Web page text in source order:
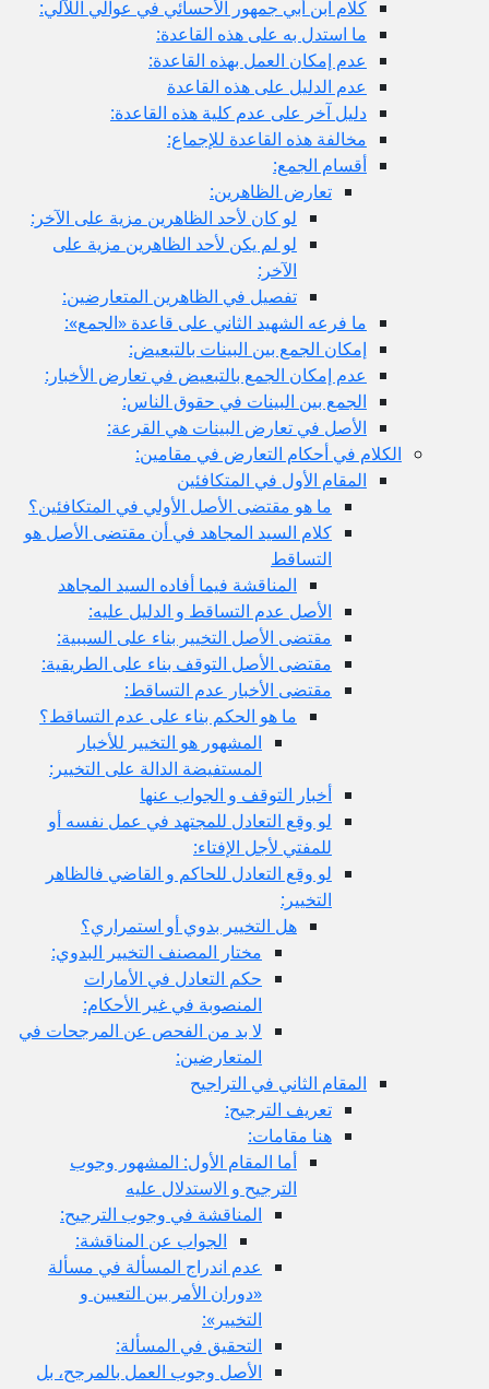
كلام ابن أبي جمهور الأحسائي في عوالي اللآلي:
ما استدل به على هذه القاعدة:
عدم إمكان العمل بهذه القاعدة:
عدم الدليل على هذه القاعدة
دليل آخر على عدم كلية هذه القاعدة:
مخالفة هذه القاعدة للإجماع:
أقسام الجمع:
تعارض الظاهرين:
لو كان لأحد الظاهرين مزية على الآخر:
لو لم يكن لأحد الظاهرين مزية على
تفصيل في الظاهرين المتعارضين:
ما فرعه الشهيد الثاني على قاعدة «الجمع»:
إمكان الجمع بين البينات بالتبعيض:
عدم إمكان الجمع بالتبعيض في تعارض الأخبار:
الجمع بين البينات في حقوق الناس:
الأصل في تعارض البينات هي القرعة:
الكلام في أحكام التعارض في مقامين:
المقام الأول في المتكافئين
ما هو مقتضى الأصل الأولي في المتكافئين؟
كلام السيد المجاهد في أن مقتضى الأصل هو
التساقط
المناقشة فيما أفاده السيد المجاهد
الأصل عدم التساقط و الدليل عليه:
مقتضى الأصل التخيير بناء على السببية:
مقتضى الأصل التوقف بناء على الطريقية:
مقتضى الأخبار عدم التساقط:
ما هو الحكم بناء على عدم التساقط؟
المشهور هو التخيير للأخبار
المستفيضة الدالة على التخيير:
أخبار التوقف و الجواب عنها
لو وقع التعادل للمجتهد في عمل نفسه أو
للمفتي لأجل الإفتاء:
لو وقع التعادل للحاكم و القاضي فالظاهر
التخيير:
هل التخيير بدوي أو استمراري؟
مختار المصنف التخيير البدوي:
حكم التعادل في الأمارات
المنصوبة في غير الأحكام:
لا بد من الفحص عن المرجحات في
المتعارضين:
المقام الثاني في التراجيح
تعريف الترجيح:
هنا مقامات:
أما المقام الأول: المشهور وجوب
الترجيح و الاستدلال عليه
المناقشة في وجوب الترجيح:
الجواب عن المناقشة:
عدم اندراج المسألة في مسألة
«دوران الأمر بين التعيين و
التخيير»:
التحقيق في المسألة:
الأصل وجوب العمل بالمرجح، بل